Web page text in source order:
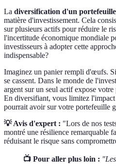
La diversification d'un portefeuille
matière d'investissement. Cela
sur plusieurs actifs pour réduire le
l'incertitude économique mondiale
investisseurs à adopter cette
indispensable?
Imaginez un panier rempli d'œufs.
se cassent. Dans le monde de
argent sur un seul actif expose
En diversifiant, vous limitez
pourrait avoir sur votre portefeuille
💡 Avis d'expert : "Lors de nos
montré une résilience remarquable
réduisant le risque sans
📺 Pour aller plus loin :